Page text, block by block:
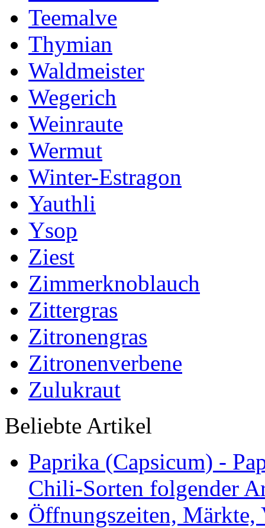
Teemalve
Thymian
Waldmeister
Wegerich
Weinraute
Wermut
Winter-Estragon
Yauthli
Ysop
Ziest
Zimmerknoblauch
Zittergras
Zitronengras
Zitronenverbene
Zulukraut
Beliebte Artikel
Paprika (Capsicum) -
Chili-Sorten folgender
Öffnungszeiten, Märkte,